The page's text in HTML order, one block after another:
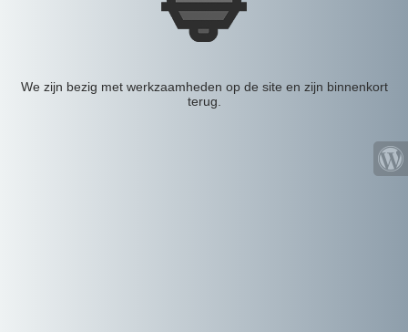
We zijn bezig met werkzaamheden op de site en zijn binnenkort
terug.